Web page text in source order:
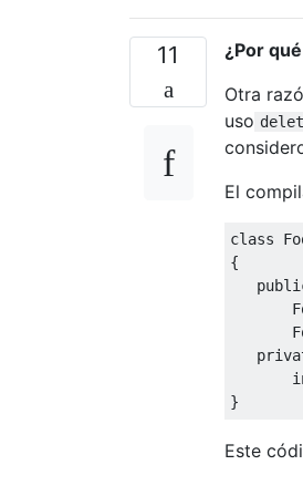
11
¿Por
Otra
uso
El
class
{
}
Este